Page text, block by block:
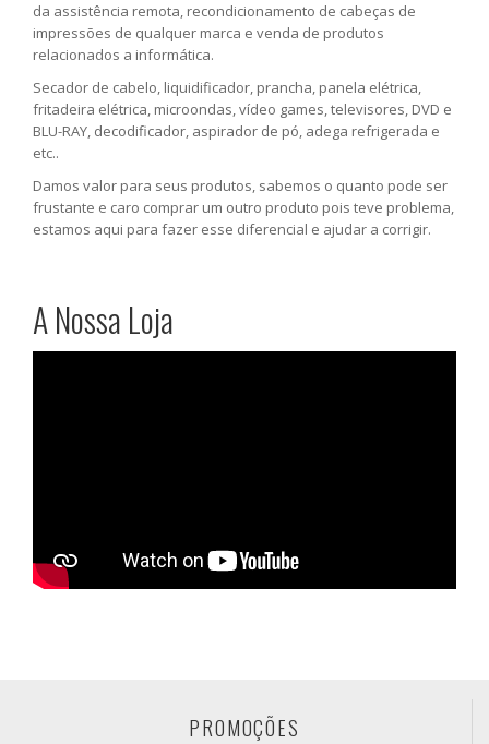
da assistência remota, recondicionamento de cabeças de
impressões de qualquer marca e venda de produtos
relacionados a informática.
Secador de cabelo, liquidificador, prancha, panela elétrica,
fritadeira elétrica, microondas, vídeo games, televisores, DVD e
BLU-RAY, decodificador, aspirador de pó, adega refrigerada e
etc..
Damos valor para seus produtos, sabemos o quanto pode ser
frustante e caro comprar um outro produto pois teve problema,
estamos aqui para fazer esse diferencial e ajudar a corrigir.
A Nossa Loja
PROMOÇÕES